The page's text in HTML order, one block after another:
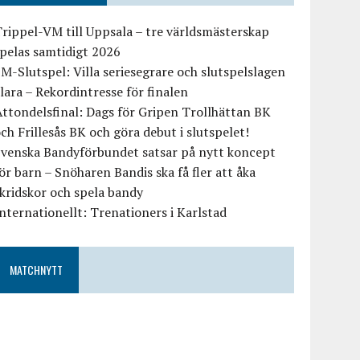
VM till Uppsala – tre världsmästerskap
samtidigt 2026
Slutspel: Villa seriesegrare och slutspelslagen
– Rekordintresse för finalen
Dags för Gripen Trollhättan BK
Frillesås BK och göra debut i slutspelet!
Bandyförbundet satsar på nytt koncept
barn – Snöharen Bandis ska få fler att åka
och spela bandy
Trenationers i Karlstad
MATCHNYTT